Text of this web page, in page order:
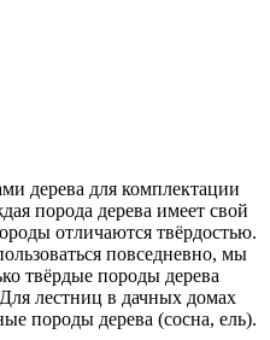
дерева для комплектации
порода дерева имеет свой
отличаются твёрдостью.
повседневно, мы
твёрдые породы дерева
лестниц в дачных домах
породы дерева (сосна, ель).